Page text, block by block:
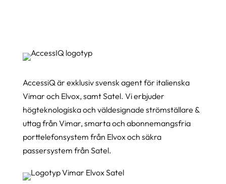
AccessiQ är exklusiv svensk agent för italienska
Vimar och Elvox, samt Satel. Vi erbjuder
högteknologiska och väldesignade strömställare &
uttag från Vimar, smarta och abonnemangsfria
porttelefonsystem från Elvox och säkra
passersystem från Satel.